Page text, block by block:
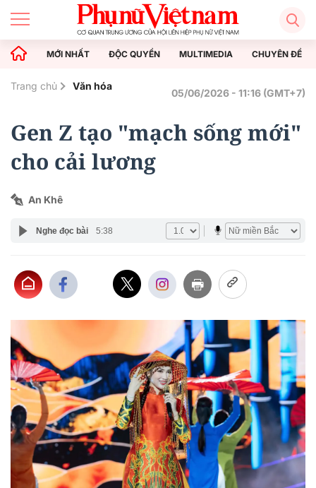
MỚI NHẤT ĐỘC QUYỀN MULTIMEDIA CHUYÊN ĐỀ
Trang chủ Văn hóa
05/06/2026 - 11:16 (GMT+7)
Gen Z tạo "mạch sống mới"
cho cải lương
An Khê
Nghe đọc bài 5:38